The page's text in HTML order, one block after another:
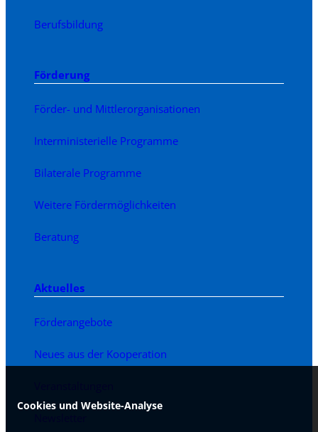
Cookies und Website-Analyse
Berufsbildung
Förderung
Förder- und Mittlerorganisationen
Interministerielle Programme
Bilaterale Programme
Weitere Fördermöglichkeiten
Beratung
Aktuelles
Förderangebote
Neues aus der Kooperation